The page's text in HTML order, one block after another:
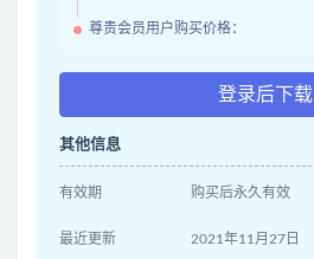
尊贵会员用户购买价格：
登录后下载
其他信息
有效期 购买后永久有效
最近更新 2021年11月27日